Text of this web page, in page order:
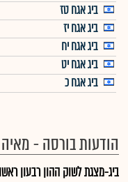
ביג אגח טז
ביג אגח יז
ביג אגח יח
ביג אגח יט
ביג אגח כ
הודעות בורסה - מאיה
ביג-מצגת לשוק ההון רבעון ראשון